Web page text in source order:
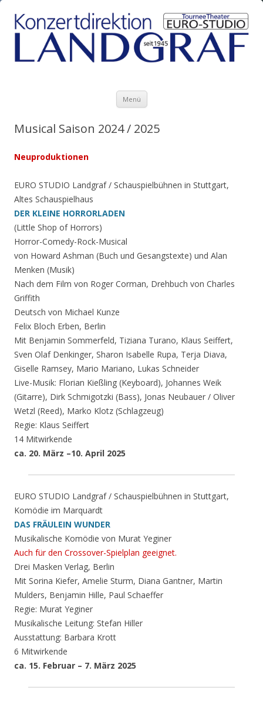
Menü
Musical Saison 2024 / 2025
Neuproduktionen
EURO STUDIO Landgraf / Schauspielbühnen in Stuttgart,
Altes Schauspielhaus
DER KLEINE HORRORLADEN
(Little Shop of Horrors)
Horror-Comedy-Rock-Musical
von Howard Ashman (Buch und Gesangstexte) und Alan
Menken (Musik)
Nach dem Film von Roger Corman, Drehbuch von Charles
Griffith
Deutsch von Michael Kunze
Felix Bloch Erben, Berlin
Mit Benjamin Sommerfeld, Tiziana Turano, Klaus Seiffert,
Sven Olaf Denkinger, Sharon Isabelle Rupa, Terja Diava,
Giselle Ramsey, Mario Mariano, Lukas Schneider
Live-Musik: Florian Kießling (Keyboard), Johannes Weik
(Gitarre), Dirk Schmigotzki (Bass), Jonas Neubauer / Oliver
Wetzl (Reed), Marko Klotz (Schlagzeug)
Regie: Klaus Seiffert
14 Mitwirkende
ca. 20. März –10. April 2025
EURO STUDIO Landgraf / Schauspielbühnen in Stuttgart,
Komödie im Marquardt
DAS FRÄULEIN WUNDER
Musikalische Komödie von Murat Yeginer
Auch für den Crossover-Spielplan geeignet.
Drei Masken Verlag, Berlin
Mit Sorina Kiefer, Amelie Sturm, Diana Gantner, Martin
Mulders, Benjamin Hille, Paul Schaeffer
Regie: Murat Yeginer
Musikalische Leitung: Stefan Hiller
Ausstattung: Barbara Krott
6 Mitwirkende
ca. 15. Februar – 7. März 2025